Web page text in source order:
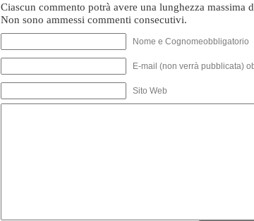
Ciascun commento potrà avere una lunghezza massima
Non sono ammessi commenti consecutivi.
Nome e Cognomeobbligatorio
E-mail (non verrà pubblicata)
Sito Web